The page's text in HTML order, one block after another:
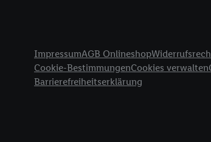
ImpressumAGB Onlineshop
Cookie-BestimmungenCookies verwalten
Barrierefreiheitserklärung